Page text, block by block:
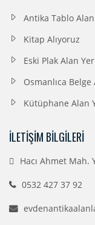
Antika Tablo
Kitap Alıyoruz
Eski Plak Alan
Osmanlıca
Kütüphane Alan
İLETIŞIM BILGILERI
Hacı Ahmet Mah.
0532 427 37 92